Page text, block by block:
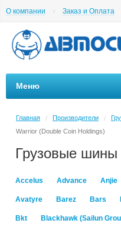
О компании
Заказ и Оплата
Меню
Главная / Производители /
Warrior (Double Coin Holdings)
Accelus Advance Anjie
Avatyre Barez Bars
Bkt Blackhawk (Sailun